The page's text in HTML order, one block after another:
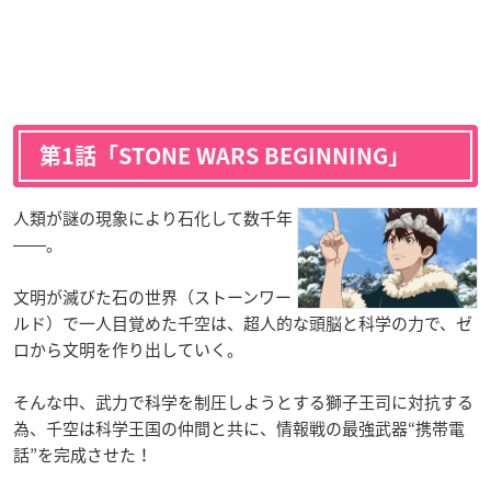
第1話「STONE WARS BEGINNING」
人類が謎の現象により石化して数千年
――。
文明が滅びた石の世界（ストーンワー
ルド）で一人目覚めた千空は、超人的な頭脳と科学の力で、ゼ
ロから文明を作り出していく。
そんな中、武力で科学を制圧しようとする獅子王司に対抗する
為、千空は科学王国の仲間と共に、情報戦の最強武器“携帯電
話”を完成させた！